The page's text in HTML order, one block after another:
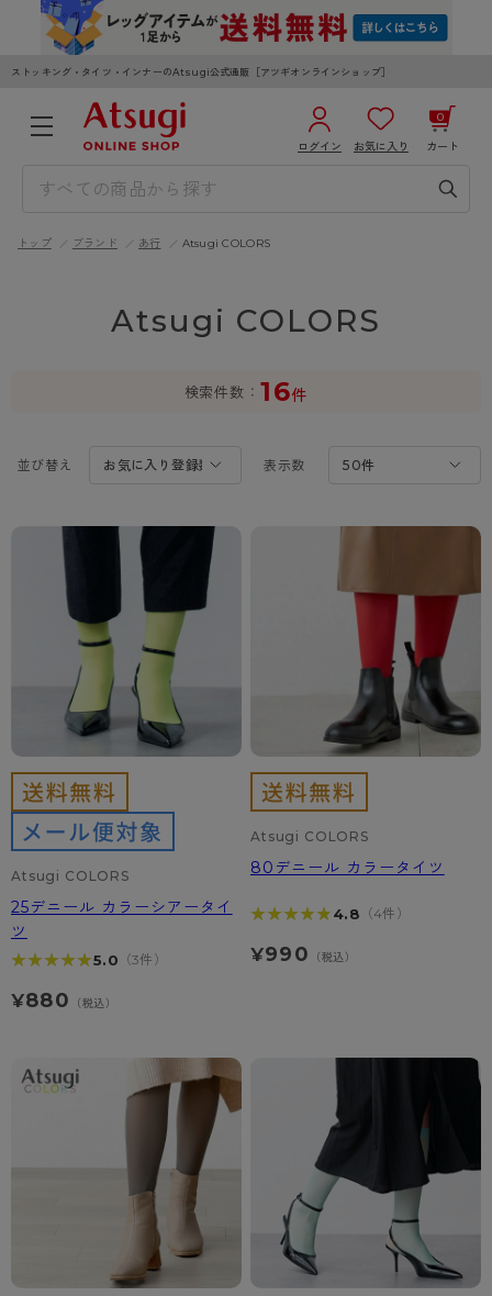
ストッキング・タイツ・インナーのAtsugi公式通販［アツギオンラインショップ］
ログイン お気に入り カート
0
3,980円以上のご購入で送料無料
レッグウェア
ストッキング
- 無地ストッキング
- 柄ストッキング
- ショート丈ストッキング
- 着圧ストッキング
- パンティ部レスストッキング
タイツ
- 無地タイツ
- 柄タイツ
- ひざ下丈タイツ
- 着圧タイツ
レギンス・スパッツ
インナーウェア
ブラジャー
- ノンワイヤーブラ
- ワイヤーブラ
- ブラトップ
ショーツ
- レギュラーショーツ
- サニタリーショーツ
- ガードル・補正ショーツ
肌着・インナー
- 長袖（七分袖以上）
- カップ付きインナー
ライフスタイルウェア
ボトムス
トップス
ルームウェア・パジャマ
アクティブ・スポーツ
- スポーツブラ
- スポーツトップス
雑貨・小物
レッグウエア
ソックス・靴下
クルー・レギュラー丈ソックス
スニーカー丈・くるぶし丈ソックス
ハイソックス
インナーウエア
メンズパンツ
ボクサー
トランクス
Tバック・ビキニ
肌着・インナー
ライフスタイルウェア
ボトムス
トップス
ルームウェア・パジャマ
レッグウエア
タイツ
ソックス・靴下
クルー・レギュラー丈ソックス
スニーカー丈・くるぶし丈ソックス
ハイソックス
スクールソックス
インナーウエア
ブラジャー
ノンワイヤーブラ
ワイヤーブラ
スポーツブラ
ショーツ
レギュラーショーツ
サニタリーショーツ
ブランドから探す
AZGI
アスティーグ
クリアビューティアクティブ
スゴスト
フェイクタイツ
hotto comfort
Atsugi COLORS
スクールタイム
みんなの、みんなの。
CLINICAL
ハイジュニ
商品選びのお手伝い
お悩み別ガードル
ブラジャー特集
タイツの選び方
ご利用ガイド
はじめての方へ
よくある質問（FAQ）
サイズ表
配送方法について
返品・交換について
トップ ブランド あ行 Atsugi COLORS
Atsugi COLORS
検索件数 16件
並び替え 表示数
Atsugi COLORS
25デニール カラーシアータイ
ツ
★★★★★
★★★★★5.0 （3件）
¥880 （税込）
Atsugi COLORS
80デニール カラータイツ
★★★★★
★★★★★ 4.8 （4件）
¥990 （税込）